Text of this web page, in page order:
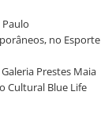
Paulo
no Esporte
Prestes Maia
Cultural Blue Life